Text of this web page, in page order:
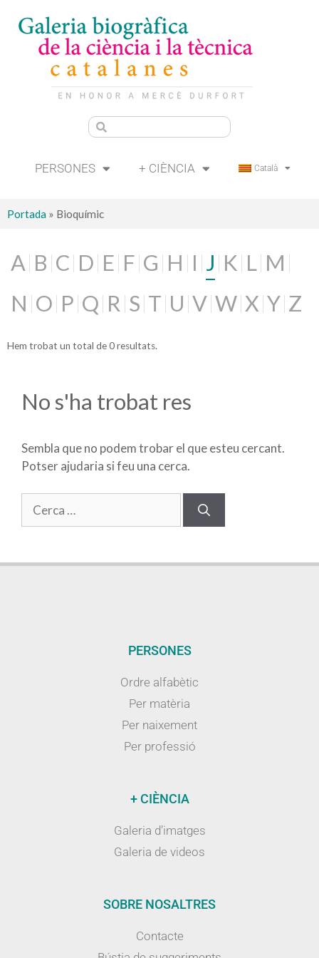
PERSONES + CIÈNCIA Català
Portada » Bioquímic
A B C D E F G H I J K L M
N O P Q R S T U V W X Y Z
Hem trobat un total de 0 resultats.
No s'ha trobat res
Sembla que no podem trobar el que esteu cercant.
Potser ajudaria si feu una cerca.
PERSONES
Ordre alfabètic
Per matèria
Per naixement
Per professió
+ CIÈNCIA
Galeria d’imatges
Galeria de videos
SOBRE NOSALTRES
Contacte